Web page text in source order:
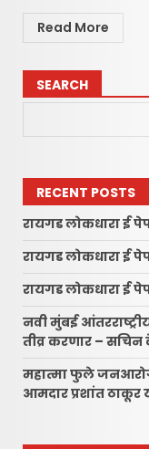
Read More
SEARCH
RECENT POSTS
रायगड लोकधारा ई
रायगड लोकधारा ई
रायगड लोकधारा ई
नवी मुंबई
तीव्र करणार –
महात्मा फुले
आमदार प्रशांत ठाकूर